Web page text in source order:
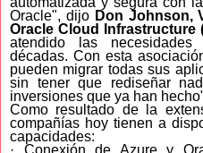
Oracle", dijo Don Johnson,
Oracle Cloud Infrastructure
atendido las
décadas. Con esta
pueden migrar todas sus
sin tener que rediseñar
inversiones que ya han
Como resultado de la
compañías hoy tienen a
capacidades:
· Conexión de Azure y